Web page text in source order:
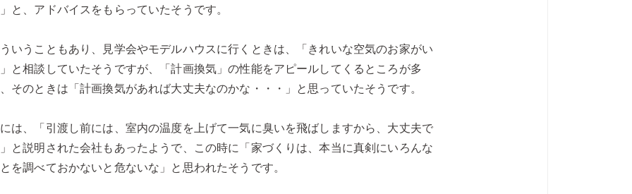
と、アドバイスをもらっていたそうです。
いうこともあり、見学会やモデルハウスに行くときは、「きれいな空気のお家がい
と相談していたそうですが、「計画換気」の性能をアピールしてくるところが多
そのときは「計画換気があれば大丈夫なのかな・・・」と思っていたそうです。
は、「引渡し前には、室内の温度を上げて一気に臭いを飛ばしますから、大丈夫で
と説明された会社もあったようで、この時に「家づくりは、本当に真剣にいろんな
を調べておかないと危ないな」と思われたそうです。